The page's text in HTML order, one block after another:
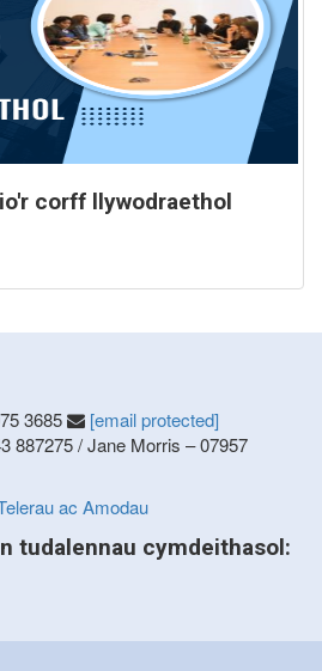
corff llywodraethol
3685
[email protected]
887275 / Jane Morris – 07957
ac Amodau
tudalennau cymdeithasol: